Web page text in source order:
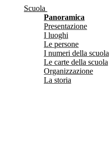
Scuola
Panoramica
Presentazione
I luoghi
Le persone
I numeri della scuola
Le carte della scuola
Organizzazione
La storia